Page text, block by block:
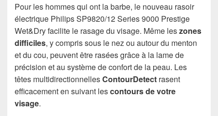
Pour les hommes qui ont la barbe, le nouveau rasoir
électrique Philips SP9820/12 Series 9000 Prestige
Wet&Dry facilite le rasage du visage. Même leszones
difficiles, y compris sous le nez ou autour du menton
et du cou, peuvent être rasées grâce à la lame de
précision et au système de confort de la peau. Les
têtes multidirectionnellesContourDetect rasent
efficacement en suivant lescontours de votre
visage.